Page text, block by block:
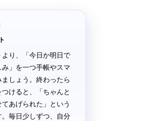
より、「今日か明日で
み」を一つ手帳やスマ
しょう。終わったら
けると、「ちゃんと
あげられた」という
毎日少しずつ、自分